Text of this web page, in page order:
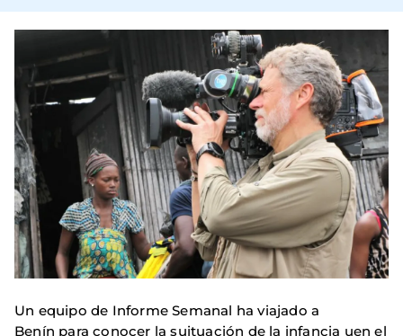
Un equipo de Informe Semanal ha viajado a
Benín para conocer la suituación de la infancia uen el